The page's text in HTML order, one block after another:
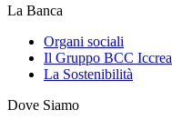
La Banca
Organi sociali
Il Gruppo BCC Iccrea
La Sostenibilità
Dove Siamo